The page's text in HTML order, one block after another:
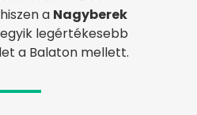
a Nagyberek
legértékesebb
a Balaton mellett.